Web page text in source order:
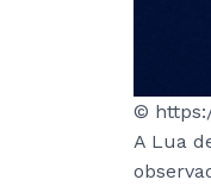
©
A Lua